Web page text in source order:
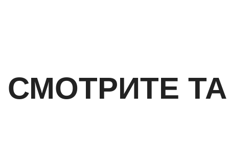
СМОТРИТЕ